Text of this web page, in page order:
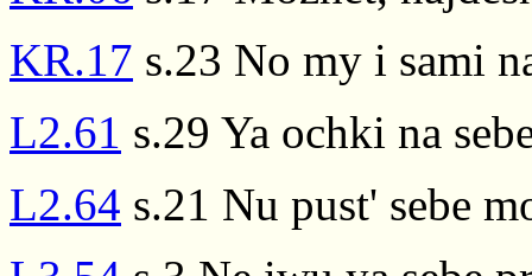
KR.17 s.23 No my i sami
L2.61 s.29 Ya ochki na
L2.64 s.21 Nu pust' sebe